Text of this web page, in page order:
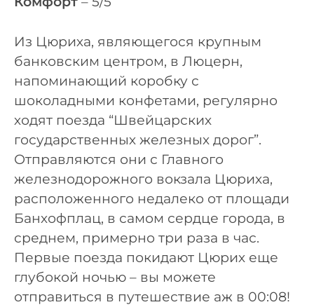
Из Цюриха, являющегося крупным
банковским центром, в Люцерн,
напоминающий коробку с
шоколадными конфетами, регулярно
ходят поезда “Швейцарских
государственных железных дорог”.
Отправляются они с Главного
железнодорожного вокзала Цюриха,
расположенного недалеко от площади
Банхофплац, в самом сердце города, в
среднем, примерно три раза в час.
Первые поезда покидают Цюрих еще
глубокой ночью – вы можете
отправиться в путешествие аж в 00:08!